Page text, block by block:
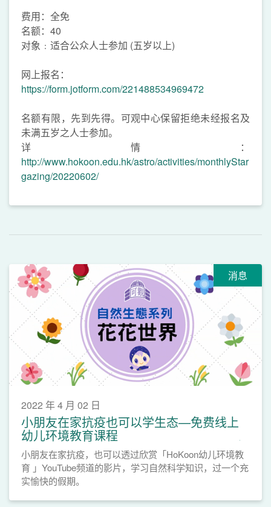
费用：全免
名额：40
对象﹕适合公众人士参加 (五岁以上)
网上报名：
https://form.jotform.com/221488534969472
名额有限，先到先得。可观中心保留拒绝未经报名及
未满五岁之人士参加。
详情：
http://www.hokoon.edu.hk/astro/activities/monthlyStar
gazing/20220602/
消息
2022 年 4 月 02 日
小朋友在家抗疫也可以学生态—免费线上
幼儿环境教育课程
小朋友在家抗疫，也可以透过欣赏「HoKoon幼儿环境教
育 」YouTube频道的影片，学习自然科学知识，过一个充
实愉快的假期。